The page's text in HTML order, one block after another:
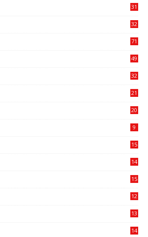
31
32
71
49
32
21
20
9
15
14
15
12
13
14